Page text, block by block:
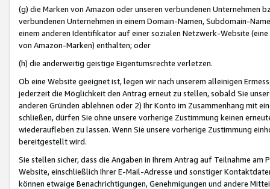
(g) die Marken von Amazon oder unseren verbundenen Unternehmen
verbundenen Unternehmen in einem Domain-Namen, Subdomain-
einem anderen Identifikator auf einer sozialen Netzwerk-Website
von Amazon-Marken) enthalten; oder
(h) die anderweitig geistige Eigentumsrechte verletzen.
Ob eine Website geeignet ist, legen wir nach unserem alleinigen
jederzeit die Möglichkeit den Antrag erneut zu stellen, sobald Sie
anderen Gründen ablehnen oder 2) Ihr Konto im Zusammenhang mit
schließen, dürfen Sie ohne unsere vorherige Zustimmung keinen
wiederaufleben zu lassen. Wenn Sie unsere vorherige Zustimmung
bereitgestellt wird.
Sie stellen sicher, dass die Angaben in Ihrem Antrag auf Teilnahme
Website, einschließlich Ihrer E-Mail-Adresse und sonstiger
können etwaige Benachrichtigungen, Genehmigungen und andere